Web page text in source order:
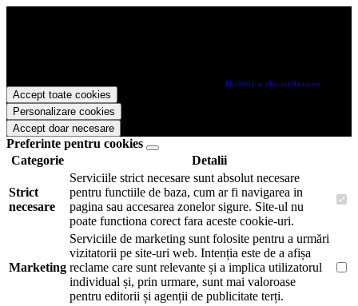
Papetarie.ro este necesar sa fiti de acord cu Politica de utilizare
cookie-uri.
Accept toate cookies
Personalizare cookies
Accept doar necesare
Preferinte pentru cookies
Categorie
Detalii
Strict
necesare
Serviciile strict necesare sunt absolut necesare
pentru functiile de baza, cum ar fi navigarea in
pagina sau accesarea zonelor sigure. Site-ul nu
poate functiona corect fara aceste cookie-uri.
Marketing
Serviciile de marketing sunt folosite pentru a urmări
vizitatorii pe site-uri web. Intenția este de a afișa
reclame care sunt relevante și a implica utilizatorul
individual și, prin urmare, sunt mai valoroase
pentru editorii și agenții de publicitate terți.